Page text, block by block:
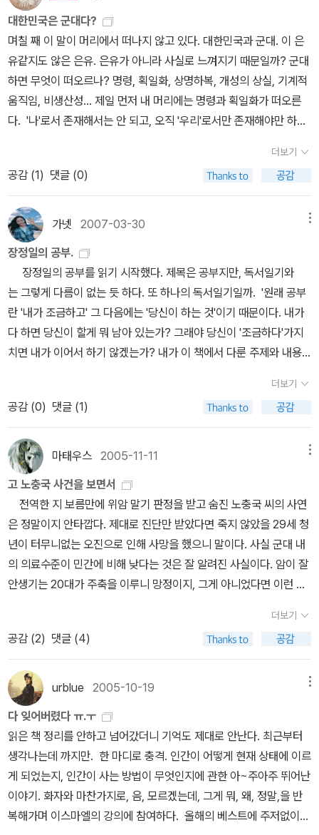
회에서 국민정체성에 가장 영향을 미치는 것은 국가방어의 역할이고,
한국에서 이를 결정짓는 것은 징병제’라 말한다.
물론 '여성도 강한 국가 건설과 국가 방
어를 위해서 다양하게 참여해 왔으나, 이는 미군지기 주변의 매춘여
성, 군인의 아내, 새마을 운동지도자 내지는 참여자, 공장여공, 가정주
부의 역할(p53)'이었다. 이런 국가 단위의 평화의 지향은 여성을 다
양하게 동원하지만 동시에 주변화하고 억압하는 기제로 작용하기도
한다. 이 부분에 대해 이 책과 하루를 사이에 두고 읽은 ‘아메리타
타운 왕언니 죽기 오분 전까지 악을 쓰다’의 ‘김연자’의 말이 떠올랐
온 남성국가의 위선을 비판하면서 “내 보지가 알고 보니 나라 보지였
더라”고 말했다. 한 마디로 그녀의 몸 자체가 군사화 된 여성의 몸 그
자체였던 것이다. 그리고 ‘권인숙’은 이런 국가주의 폭력과 반공주
의에 맞섰던 저항세력의 내부 역시나 군사화 된 방식으로 이루어졌다
고 지적한다. 학생운동의 이중구조, 폭력시위, 성별화 된 시위방식, 남
녀대학 간의 위계질서 등을 통해 80년대 학생운동 내부의 성별화 된
군사화를 설명해 나간다. 또 조직체계를 만들어 가는 과정에 국가와
민족지향이 강할 때는 남성중심의 문화가 우세하게 되고, 특히 전투
나 침묵하게 되는 것들을 80년대 이상적인 여성활동가로 활약했던
‘김상인’의 개인적 경험을 통해 드러낸다. 결국, 80년대 학생운동
은 일상적 가치에 대한 도전이 전혀 이루어지지 않은 운동이였으며,
운동권 내부의 성별화 된 전략들은 여성활동가들에게 자기 부정과 소
외를 경험하게 할 뿐이었다. 학생운동권 내부에서 인정받는 여성활동
가로 살아남는다는 것은 여성으로서의 자기 경험을 부정하고 명예남
성으로 자신을 세워나갈 때만이 가능한 것이었다. 나는 ‘김상인’의
경험을 읽어나가는 것이 힘들었다. 박정희가 죽었을 때 학교 교실에
엎드려서 엉엉 울었던 기억, 애국가만 울리면 부동자세가 되어 내 무
의식을 국가주의로 강화시켜내던 기억들, 언제나 전시상황임을 주지
시켰던 교련시간, 클래식 음악을 듣고 싶어하던 자신을 쉼없이 ‘쁘띠
브루조아의 근성’이란 것으로 밀어내던 대학시절, 민중문화를 살려내
억들, 서구적 미의 가치에 길들여진 여성들을 비판하며 웨딩드레스와
화장을 거부하던 20대의 관념들이 꾸역꾸역 아프게 올라왔다. 올
바른 문화에 대한 이해가 몸보다도 머리로 먼저 하고 말았던 그 불편
했던 시간들이 이후 자연스럽게 나의 일상으로 스며든 것은 오히려
여성주의라는 안경을 쓴 이후였다. 만약 20대에 여성주의를 만나지
못했다면 지금까지도 나는 ‘약한’ 남성으로 살아가고 있지 않았을까.
그래서 나와 유사한 성격의 소유자인 ‘김상인’의 과거는 나에게도 깊
은 성찰을 요구하는 부분들이었다. 그녀의 고백처럼 우린 다 같이 ‘뽕
을 맞은 세대’였던 것이다. 그리고 ‘강한’ 국가와 ‘강한’ 저항과 ‘강
대한민국은 군대다?
며칠 째 이 말이 머리에서 떠나지 않고 있다. 대한민국과 군대. 이 은
유같지도 않은 은유. 은유가 아니라 사실로 느껴지기 때문일까? 군대
하면 무엇이 떠오르나? 명령, 획일화, 상명하복, 개성의 상실, 기계적
움직임, 비생산성... 제일 먼저 내 머리에는 명령과 획일화가 떠오른
다. '나'로서 존재해서는 안 되고, 오직 '우리'로서만 존재해야만 하는
고, 획일화는 우리됨을 입증하는 길이 된다. 군대 갔다온 남자들, 군부
대 방향을 향해서는 오줌도 누지 않겠다고 말한다. 그렇게 말하면서
도 술자리에서는 꼭 군대 얘기다. 이 엄청난 이율배반. 군대 문화를
비판하면서도, 우리 사회에 너무도 많은 군대 문화가 있음을 비판하
면서도 텔레비전에서는 정신력이 해이해졌다며 군대 훈련을 해야 한
다고 한다. 세상에 우리나라에서 운동을 잘한다는 국가대표들도 정신
력을 기르기 위해서 해병대 훈련 캠프에 갔다와야 하고, 신입사원들
은 회사 생활에 잘 적응하기 위해서 군대 훈련장에서 며칠을 보내야
한다. 이게 도대체 무엇인지... 군대와 가장 비슷한 곳이 학교라고 했
는데, 아니다. 이제는 다른 곳들도 군대와 비슷해지지 않았나. 가장 개
성적인 시대, 개성을 강조하는 이 시대에 이상하게도 거꾸로 군대에
대한 향수가 있는지, 군대 문화를 체험하도록 하는 프로그램이 많이
생겨나다. 이거 이러다가 학생들 폭력을 방지한다고 군대체험을 일상
체가 그랬다는데... 괴물과 싸우는 사람은 자신이 괴물이 되지 않도록
노력해야 한다고... 온몸에 체화된 군대 문화, 이거 없애기는 정말 힘
들다. 이러한 군대 문화가 몸에 체화되지 않게 해야 한다. 우리는 전체
속의 개인이 아니라, 개인이 모여서 전체를 이루기 때문이다. 조금은
내용이 다를지 몰라도 이 책, 우리 사회에 얼마나 군대 문화가 침투해
있는지 보여준다. 권인숙, 대한민국은 군대다, 청년사
더보기
공감 (1) 댓글 (0)
가넷 2007-03-30
장정일의 공부.
장정일의 공부를 읽기 시작했다. 제목은 공부지만, 독서일기와
는 그렇게 다름이 없는 듯 하다. 또 하나의 독서일기일까. '원래 공부
란 '내가 조금하고' 그 다음에는 '당신이 하는 것'이기 때문이다. 내가
다 하면 당신이 할게 뭐 남아 있는가? 그래야 당신이 '조금하다'가지
치면 내가 이어서 하기 않겠는가? 내가 이 책에서 다룬 주제와 내용
뿐이다.'도리어 읽어야할 책들이 쌓여버렸다. p.s 죄송스럽게도 교보
에서 직접 방문하여 사버린 탓에 Thanks to를 하지 못했다. 마태우
스님의 리뷰를 보고 나온 걸 알았는데...:-)
더보기
공감 (0) 댓글 (1)
마태우스 2005-11-11
고 노충국 사건을 보면서
전역한 지 보름만에 위암 말기 판정을 받고 숨진 노충국 씨의 사연
은 정말이지 안타깝다. 제대로 진단만 받았다면 죽지 않았을 29세 청
년이 터무니없는 오진으로 인해 사망을 했으니 말이다. 사실 군대 내
의 의료수준이 민간에 비해 낮다는 것은 잘 알려진 사실이다. 암이 잘
안생기는 20대가 주축을 이루니 망정이지, 그게 아니었다면 이런 사
를 붙으면 의사가 되고, 개업을 할 수가 있다. 과거에는 이런 ‘일반
의’들이 꽤 있었다. 하지만 지금 그런 사람은 거의 찾아볼 수 없고, 대
부분이 인턴 1년에 레지던트 4년을 하고 나서 개업을 한다. 그것도 모
자라 펠로우를 1-2년 하는 경우도 흔하다. 이렇게 의사들의 수련 기
간이 길어진 것은 환자들이 전문의를 선호하기 때문이지만, 과거에
비해 환자들의 권리가 크게 신장된 덕분이라는 게 더 큰 이유일 것이
다. 예전에는 의사의 오진에 항의 한번 못해보고 물러나야 했지만, 지
금은 의사의 사소한 실수도 용서되지 않는 시대가 되어 버렸다. 요구
수준이 높아진 환자들을 상대하기 위해 의사들이 더 많은 지식과 경
험을 쌓으려 하는 건 지극히 당연한 일일 것이다. 예전처럼 진단명을
모르는 환자에게 식염수나 놔주며 돈을 벌려 했다가는 쫄딱 망하기
더보기
공감 (2) 댓글 (4)
urblue 2005-10-19
다 잊어버렸다 ㅠ.ㅜ
읽은 책 정리를 안하고 넘어갔더니 기억도 제대로 안난다. 최근부터
생각나는데 까지만. 한 마디로 충격. 인간이 어떻게 현재 상태에 이르
게 되었는지, 인간이 사는 방법이 무엇인지에 관한 아~주아주 뛰어난
이야기. 화자와 마찬가지로, 음, 모르겠는데, 그게 뭐, 왜, 정말,을 반
복해가며 이스마엘의 강의에 참여하다. 올해의 베스트에 주저없이